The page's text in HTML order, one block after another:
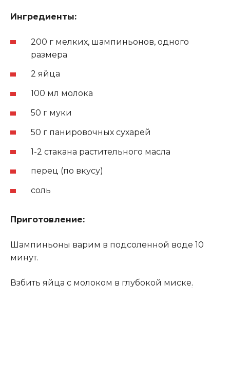
Ингредиенты:
200 г мелких, шампиньонов, одного
размера
2 яйца
100 мл молока
50 г муки
50 г панировочных сухарей
1-2 стакана растительного масла
перец (по вкусу)
соль
Приготовление:
Шампиньоны варим в подсоленной воде 10
минут.
Взбить яйца с молоком в глубокой миске.